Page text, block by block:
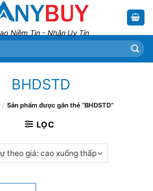
Niềm Tin - Nhận Uy Tín
BHDSTD
/ Sản phẩm được gắn thẻ “BHDSTD”
LỌC